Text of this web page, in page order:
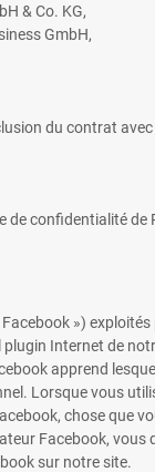
& Co. KG,
GmbH,
du contrat
confidentialité de
»)
Internet de
apprend
Lorsque vous
chose que
Facebook,
sur notre site.